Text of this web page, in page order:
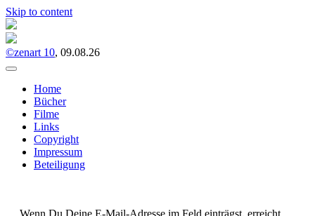
Skip to content
©zenart 10, 09.08.26
Home
Bücher
Filme
Links
Copyright
Impressum
Beteiligung
Wenn Du Deine E-Mail-Adresse im Feld einträgst, erreicht